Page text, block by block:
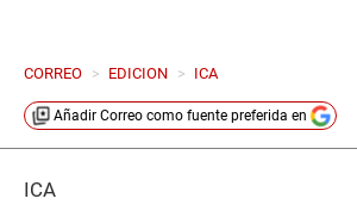
CORREO > EDICION > ICA
Añadir Correo como fuente preferida en
ICA